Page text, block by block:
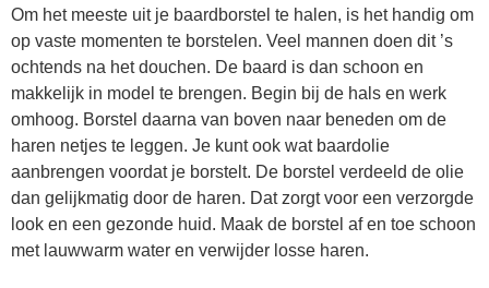
Om het meeste uit je baardborstel te halen, is het handig om
op vaste momenten te borstelen. Veel mannen doen dit ’s
ochtends na het douchen. De baard is dan schoon en
makkelijk in model te brengen. Begin bij de hals en werk
omhoog. Borstel daarna van boven naar beneden om de
haren netjes te leggen. Je kunt ook wat baardolie
aanbrengen voordat je borstelt. De borstel verdeeld de olie
dan gelijkmatig door de haren. Dat zorgt voor een verzorgde
look en een gezonde huid. Maak de borstel af en toe schoon
met lauwwarm water en verwijder losse haren.